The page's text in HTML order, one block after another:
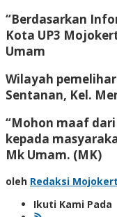
“Berdasarkan
Kota UP3
Umam
Wilayah
Sentanan, Kel.
“Mohon maaf
kepada
Mk Umam. (MK)
oleh Redaksi
Ikuti Kami Pada